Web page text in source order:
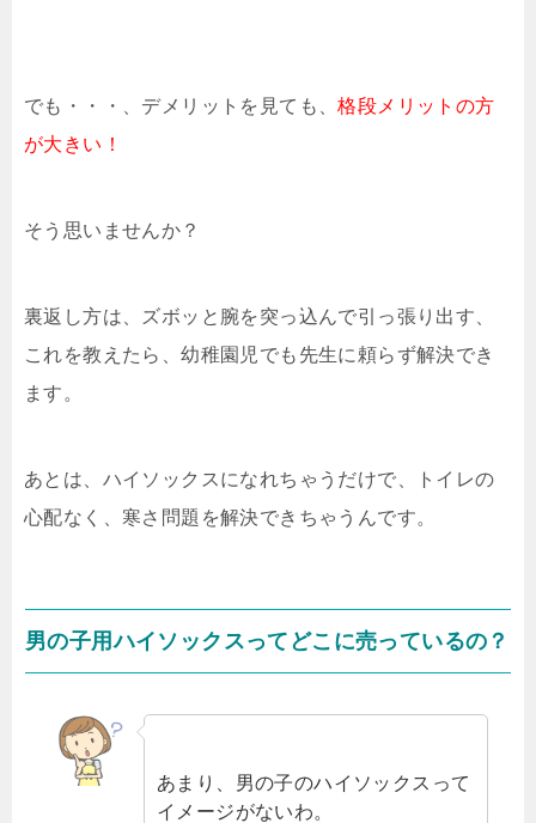
でも・・・、デメリットを見ても、格段メリットの方
が大きい！
そう思いませんか？
裏返し方は、ズボッと腕を突っ込んで引っ張り出す、
これを教えたら、幼稚園児でも先生に頼らず解決でき
ます。
あとは、ハイソックスになれちゃうだけで、トイレの
心配なく、寒さ問題を解決できちゃうんです。
男の子用ハイソックスってどこに売っているの？
あまり、男の子のハイソックスって
イメージがないわ。